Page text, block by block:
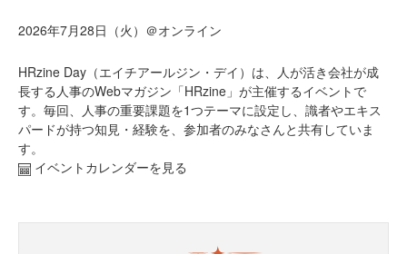
2026年7月28日（火）＠オンライン
HRzine Day（エイチアールジン・デイ）は、人が活き会社が成
長する人事のWebマガジン「HRzine」が主催するイベントで
す。毎回、人事の重要課題を1つテーマに設定し、識者やエキス
パードが持つ知見・経験を、参加者のみなさんと共有していま
す。
イベントカレンダーを見る